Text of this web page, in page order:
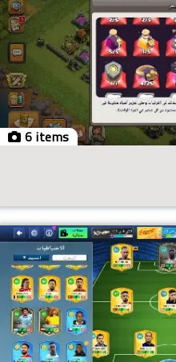
6 items